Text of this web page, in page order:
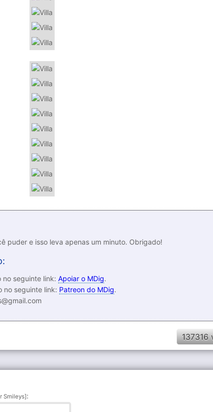
puder e isso leva apenas um minuto. Obrigado!
no seguinte link: Apoiar o MDig.
no seguinte link: Patreon do MDig.
137316
Smileys] :